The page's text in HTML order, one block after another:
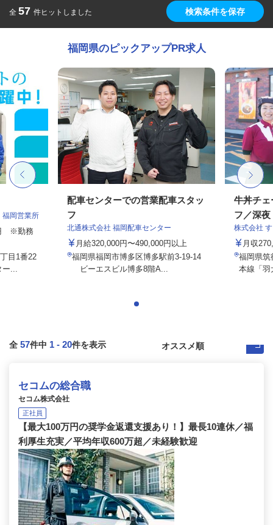
全 57 件ヒットしました 検索条件を保存
福岡県のピックアップPR求人
岡営業所
※勤務
目1番22
...
配車センターでの営業配車スタッ
フ
北通株式会社 福岡配車センター
月給320,000円〜490,000円以上
福岡県福岡市博多区博多駅前3-19-14
ビーエスビル博多8階A...
牛丼チェ
フ／深夜
株式会社
月収
福岡県筑
本線「羽
全 57件中 1 - 20件を表示
セコムの総合職
セコム株式会社
正社員
【最大100万円の奨学金返還支援あり！】最長10連休／福
利厚生充実／平均年収600万超／未経験歓迎